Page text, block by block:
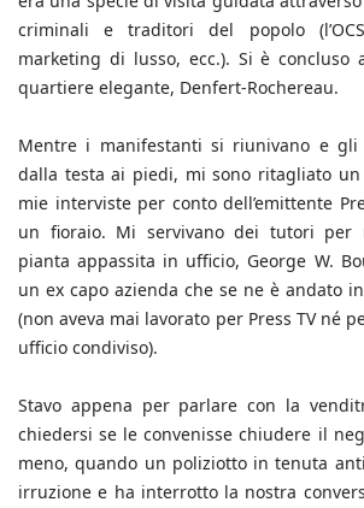
criminali e traditori del popolo
marketing di lusso, ecc.). Si è
quartiere elegante, Denfert-Rochereau.
Mentre i manifestanti si riunivano e
dalla testa ai piedi, mi sono ritagliato un
mie interviste per conto dell’emittente
un fioraio. Mi servivano dei tutori per
pianta appassita in ufficio, George W.
un ex capo azienda che se ne è andato
(non aveva mai lavorato per Press TV né
ufficio condiviso).
Stavo appena per parlare con la
chiedersi se le convenisse chiudere il
meno, quando un poliziotto in tenuta
irruzione e ha interrotto la nostra